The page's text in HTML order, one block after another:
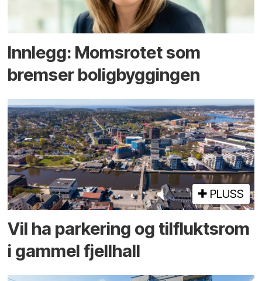
Innlegg: Moms­rotet som
bremser bolig­byggingen
PLUSS
Vil ha parkering og tilflukts­rom
i gammel fjellhall